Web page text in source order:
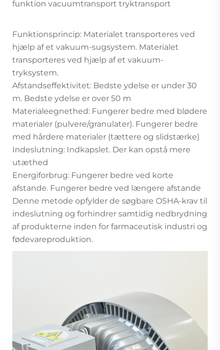
funktion vacuumtransport tryktransport
Funktionsprincip: Materialet transporteres ved
hjælp af et vakuum-sugsystem. Materialet
transporteres ved hjælp af et vakuum-
tryksystem.
Afstandseffektivitet: Bedste ydelse er under 30
m. Bedste ydelse er over 50 m
Materialeegnethed: Fungerer bedre med blødere
materialer (pulvere/granulater). Fungerer bedre
med hårdere materialer (tættere og slidstærke)
Indeslutning: Indkapslet. Der kan opstå mere
utæthed
Energiforbrug: Fungerer bedre ved korte
afstande. Fungerer bedre ved længere afstande
Denne metode opfylder de søgbare OSHA-krav til
indeslutning og forhindrer samtidig nedbrydning
af produkterne inden for farmaceutisk industri og
fødevareproduktion.